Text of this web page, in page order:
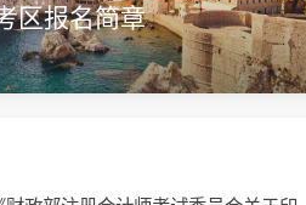
区报名简章